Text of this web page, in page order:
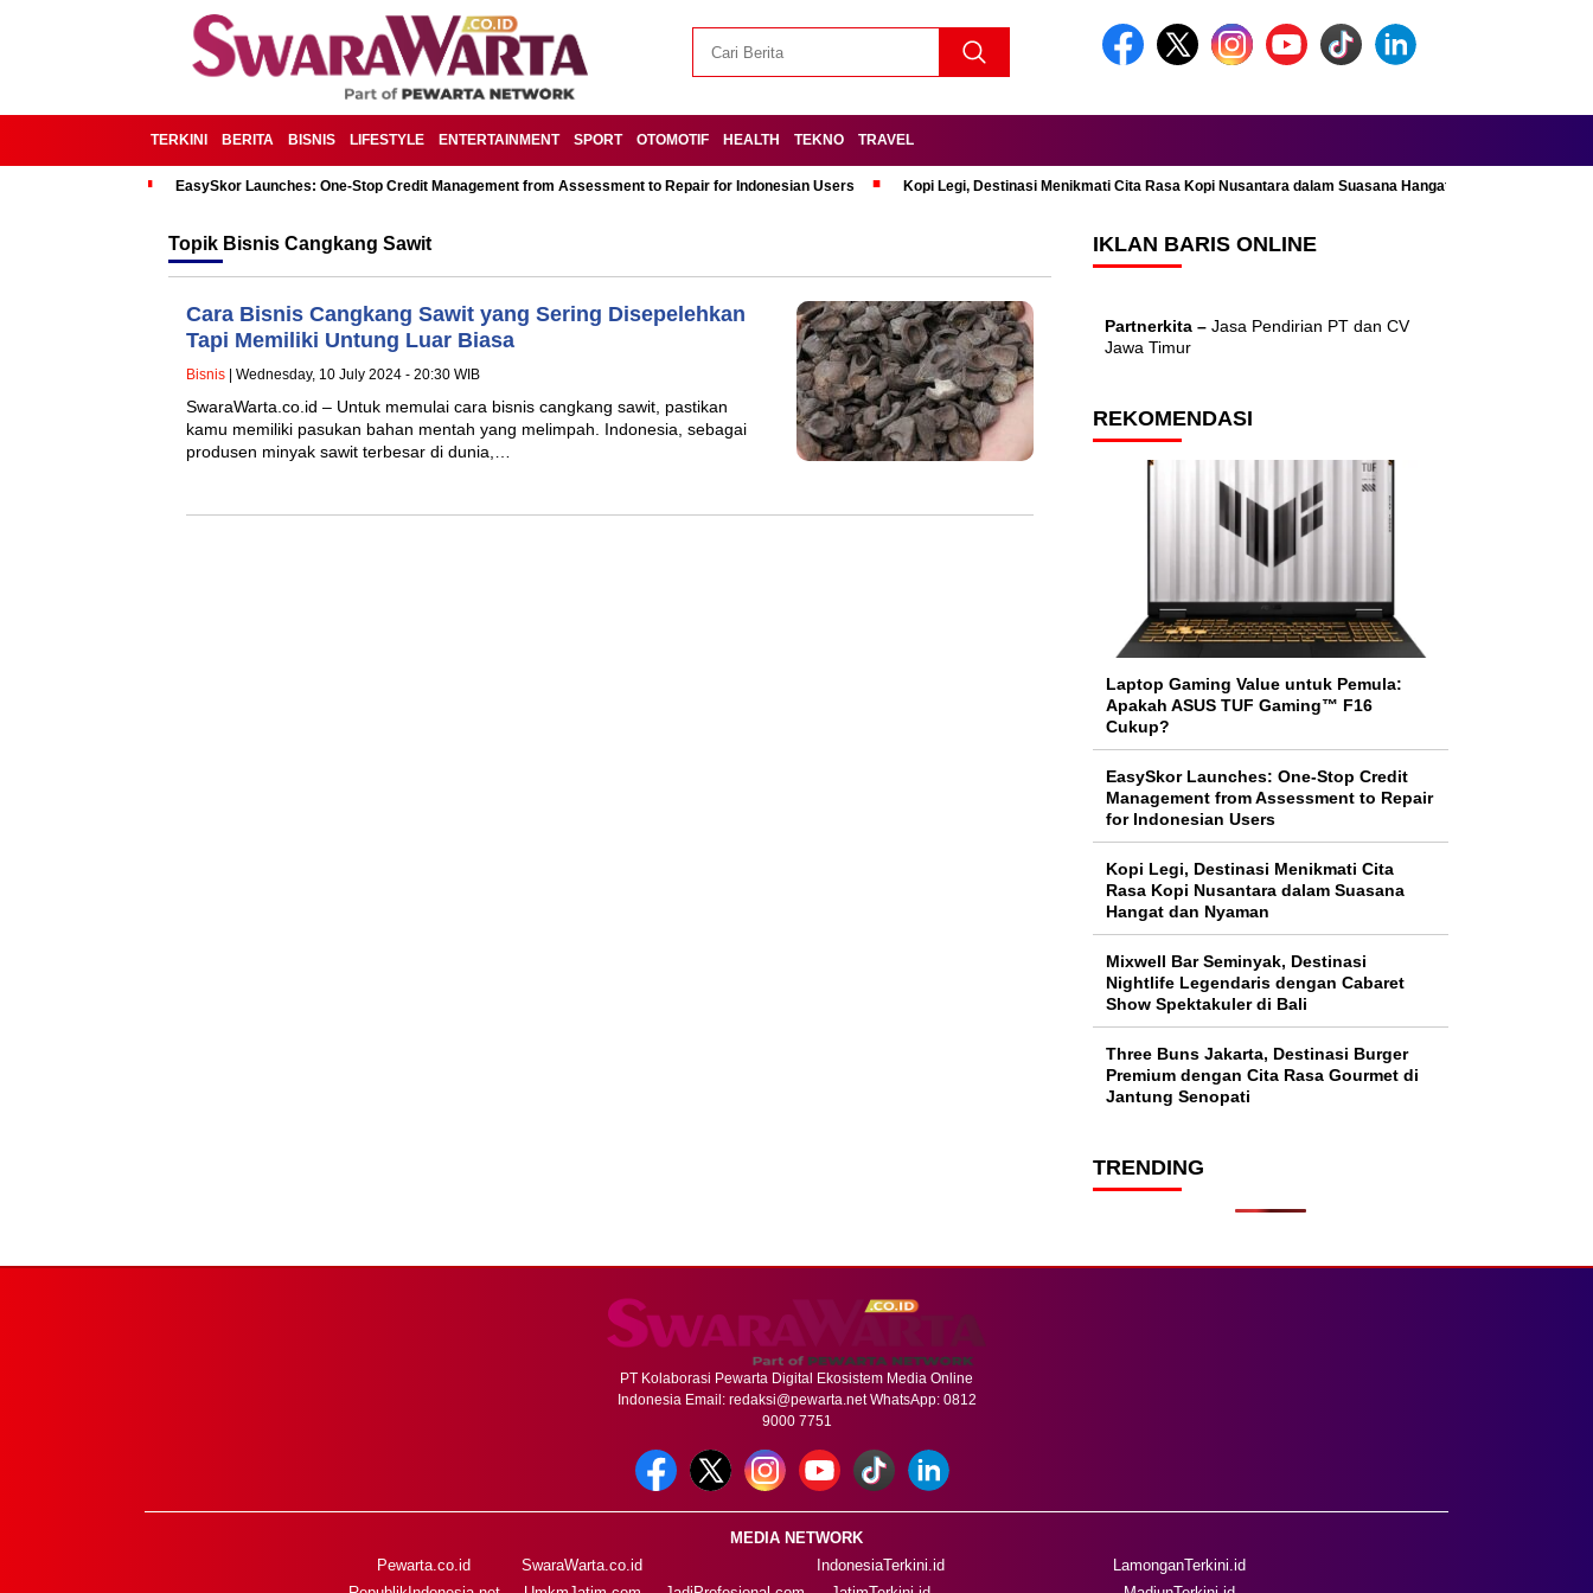
TERKINI BERITA BISNIS LIFESTYLE ENTERTAINMENT SPORT OTOMOTIF HEALTH TEKNO TRAVEL
EasySkor Launches: One-Stop Credit Management from Assessment to Repair for Indonesian Users Kopi Legi, Destinasi Menikmati Cita Rasa Kopi Nusantara dalam Suasana Hangat dan Nyaman
Topik Bisnis Cangkang Sawit
Cara Bisnis Cangkang Sawit yang Sering Disepelehkan
Tapi Memiliki Untung Luar Biasa
Bisnis | Wednesday, 10 July 2024 - 20:30 WIB
SwaraWarta.co.id – Untuk memulai cara bisnis cangkang sawit, pastikan
kamu memiliki pasukan bahan mentah yang melimpah. Indonesia, sebagai
produsen minyak sawit terbesar di dunia,…
IKLAN BARIS ONLINE
Partnerkita – Jasa Pendirian PT dan CV
Jawa Timur
REKOMENDASI
Laptop Gaming Value untuk Pemula:
Apakah ASUS TUF Gaming™ F16
Cukup?
EasySkor Launches: One-Stop Credit
Management from Assessment to Repair
for Indonesian Users
Kopi Legi, Destinasi Menikmati Cita
Rasa Kopi Nusantara dalam Suasana
Hangat dan Nyaman
Mixwell Bar Seminyak, Destinasi
Nightlife Legendaris dengan Cabaret
Show Spektakuler di Bali
Three Buns Jakarta, Destinasi Burger
Premium dengan Cita Rasa Gourmet di
Jantung Senopati
TRENDING
PT Kolaborasi Pewarta Digital Ekosistem Media Online
Indonesia Email: redaksi@pewarta.netWhatsApp: 0812
9000 7751
MEDIA NETWORK
Pewarta.co.id
SwaraWarta.co.id
IndonesiaTerkini.id
LamonganTerkini.id